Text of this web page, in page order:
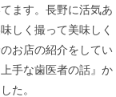
ます。長野に活気あ
しく撮って美味しく
お店の紹介をしてい
手な歯医者の話』か
た。